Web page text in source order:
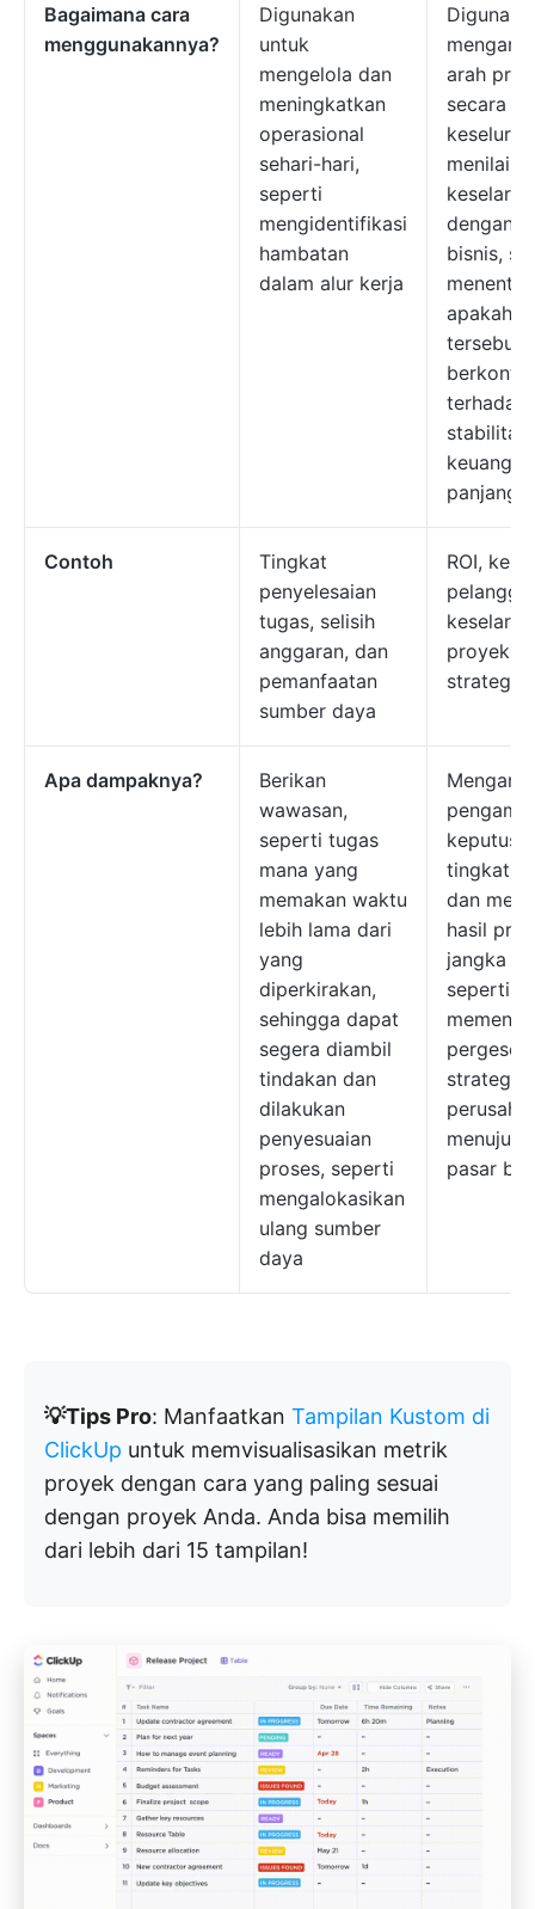
Bagaimana cara
menggunakannya?
Digunakan
untuk
mengelola dan
meningkatkan
operasional
sehari-hari,
seperti
mengidentifikasi
hambatan
dalam alur kerja
arah
secara
menilai
dengan
bisnis,
apakah
tersebut
terhadap
stabilitas
panjang
Contoh
Tingkat
penyelesaian
tugas, selisih
anggaran, dan
pemanfaatan
sumber daya
ROI,
proyek
strategi
Apa dampaknya?
Berikan
wawasan,
seperti tugas
mana yang
memakan waktu
lebih lama dari
yang
diperkirakan,
sehingga dapat
segera diambil
tindakan dan
dilakukan
penyesuaian
proses, seperti
mengalokasikan
ulang sumber
daya
tingkat
dan
hasil
jangka
seperti
strategis
menuju
pasar
💡Tips Pro: Manfaatkan Tampilan Kustom di
ClickUp untuk memvisualisasikan metrik
proyek dengan cara yang paling sesuai
dengan proyek Anda. Anda bisa memilih
dari lebih dari 15 tampilan!